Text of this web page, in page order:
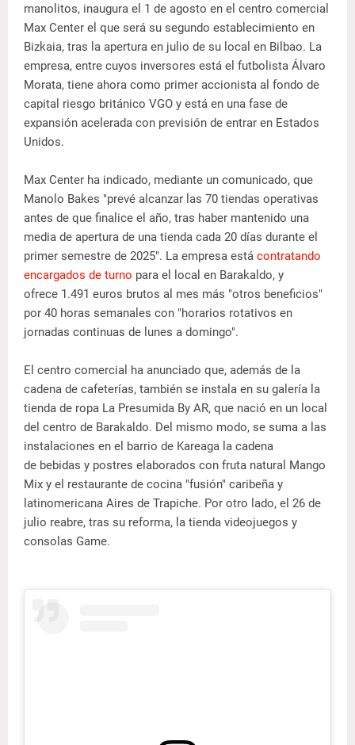
manolitos, inaugura el 1 de agosto en el centro comercial
Max Center el que será su segundo establecimiento en
Bizkaia, tras la apertura en julio de su local en Bilbao. La
empresa, entre cuyos inversores está el futbolista Álvaro
Morata, tiene ahora como primer accionista al fondo de
capital riesgo británico VGO y está en una fase de
expansión acelerada con previsión de entrar en Estados
Unidos.
Max Center ha indicado, mediante un comunicado, que
Manolo Bakes "prevé alcanzar las 70 tiendas operativas
antes de que finalice el año, tras haber mantenido una
media de apertura de una tienda cada 20 días durante el
primer semestre de 2025". La empresa está contratando
encargados de turno para el local en Barakaldo, y
ofrece 1.491 euros brutos al mes más "otros beneficios"
por 40 horas semanales con "horarios rotativos en
jornadas continuas de lunes a domingo".
El centro comercial ha anunciado que, además de la
cadena de cafeterías, también se instala en su galería la
tienda de ropa La Presumida By AR, que nació en un local
del centro de Barakaldo. Del mismo modo, se suma a las
instalaciones en el barrio de Kareaga la cadena
de bebidas y postres elaborados con fruta natural Mango
Mix y el restaurante de cocina "fusión" caribeña y
latinomericana Aires de Trapiche. Por otro lado, el 26 de
julio reabre, tras su reforma, la tienda videojuegos y
consolas Game.